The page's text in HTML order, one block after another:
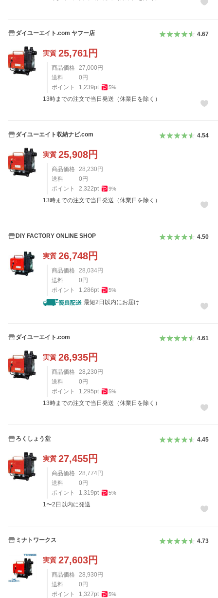
ダイユーエイト.com ヤフー店 4.67
実質 25,761円
商品価格 27,000 円
送料
0 円
ポイント
1,239pt 5%
13時までの注文で当日発送（休業日を除く）
ダイユーエイト収納ナビ.com 4.54
実質 25,908円
商品価格 28,230 円
送料
0 円
ポイント
2,322pt 9%
13時までの注文で当日発送（休業日を除く）
DIY FACTORY ONLINE SHOP 4.50
実質 26,748円
商品価格 28,034円
送料
0 円
ポイント
1,286pt 5%
最短2日以内にお届け
ダイユーエイト.com 4.61
実質 26,935円
商品価格 28,230 円
送料
0 円
ポイント
1,295pt 5%
13時までの注文で当日発送（休業日を除く）
ろくしょう堂 4.45
実質 27,455円
商品価格 28,774円
送料
0 円
ポイント
1,319pt 5%
1〜2日以内に発送
ミナトワークス 4.73
実質 27,603円
商品価格 28,930 円
送料
0 円
ポイント
1,327pt 5%